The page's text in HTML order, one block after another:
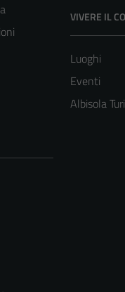
VIVERE IL
Luoghi
Eventi
Albisola